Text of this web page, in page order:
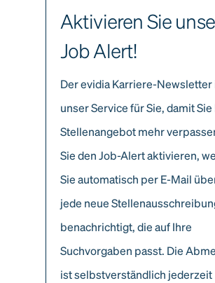
Aktivieren Sie
Job Alert!
Der evidia Karriere-Newsletter
unser Service für Sie, damit
Stellenangebot mehr
Sie den Job-Alert aktivieren,
Sie automatisch per E-Mail
jede neue
benachrichtigt, die auf Ihre
Suchvorgaben passt. Die
ist selbstverständlich jederzeit